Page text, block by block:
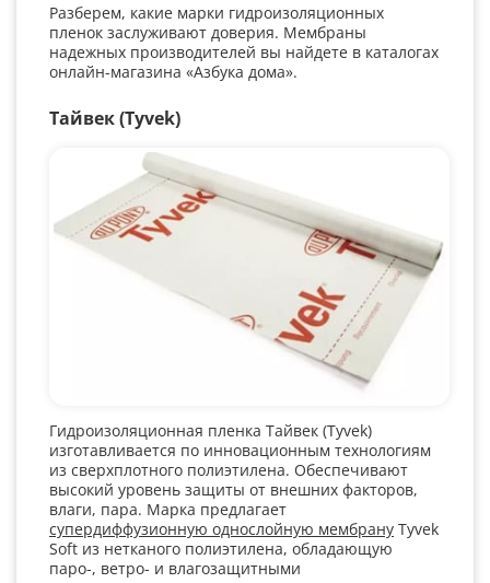
Разберем, какие марки гидроизоляционных
пленок заслуживают доверия. Мембраны
надежных производителей вы найдете в каталогах
онлайн-магазина «Азбука дома».
Тайвек (Tyvek)
Гидроизоляционная пленка Тайвек (Tyvek)
изготавливается по инновационным технологиям
из сверхплотного полиэтилена. Обеспечивают
высокий уровень защиты от внешних факторов,
влаги, пара. Марка предлагает
супердиффузионную однослойную мембрану Tyvek
Soft из нетканого полиэтилена, обладающую
паро-, ветро- и влагозащитными